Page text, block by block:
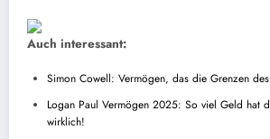
Auch interessant:
Simon Cowell: Vermögen, das die Grenzen
Logan Paul Vermögen 2025: So viel Geld hat
wirklich!